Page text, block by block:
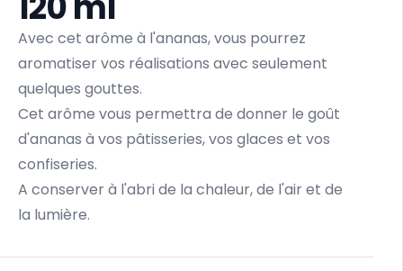
Avec cet arôme à l'ananas, vous pourrez
aromatiser vos réalisations avec seulement
quelques gouttes.
Cet arôme vous permettra de donner le goût
d'ananas à vos pâtisseries, vos glaces et vos
confiseries.
A conserver à l'abri de la chaleur, de l'air et de
la lumière.